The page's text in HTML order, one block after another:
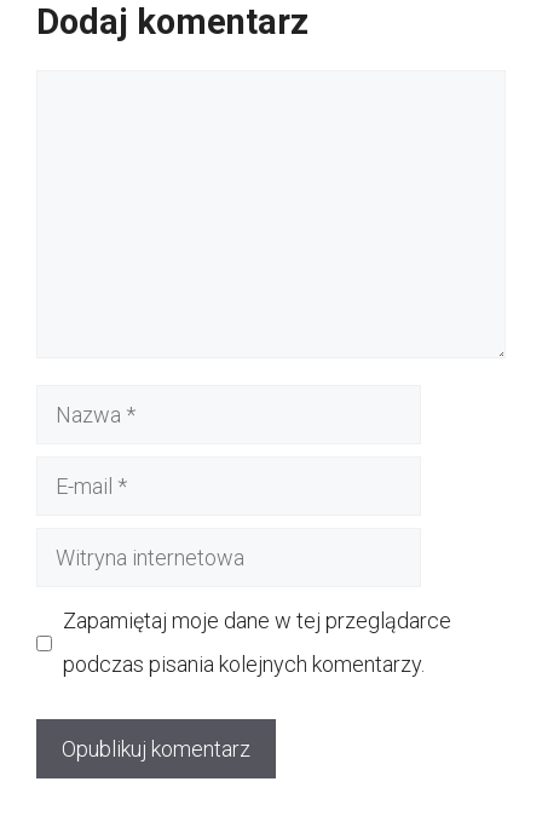
Dodaj komentarz
Nazwa
Witryna
Zapamiętaj moje dane w tej przeglądarce
podczas pisania kolejnych komentarzy.